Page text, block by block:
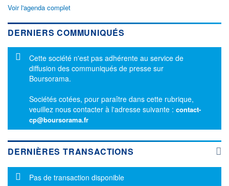
Voir l'agenda complet
DERNIERS COMMUNIQUÉS
Message d'information
Cette société n'est pas adhérente au service de
diffusion des communiqués de presse sur
Boursorama.
Sociétés cotées, pour paraître dans cette rubrique,
veuillez nous contacter à l'adresse suivante : contact-
cp@boursorama.fr
DERNIÈRES TRANSACTIONS
Message d'information
Pas de transaction disponible